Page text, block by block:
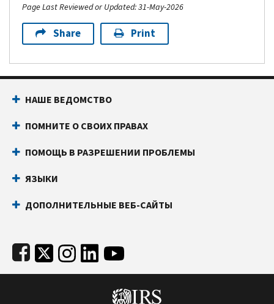
Page Last Reviewed or Updated: 31-May-2026
Share Print
Footer Navigation
НАШЕ ВЕДОМСТВО
ПОМНИТЕ О СВОИХ ПРАВАХ
ПОМОЩЬ В РАЗРЕШЕНИИ ПРОБЛЕМЫ
ЯЗЫКИ
ДОПОЛНИТЕЛЬНЫЕ ВЕБ-САЙТЫ